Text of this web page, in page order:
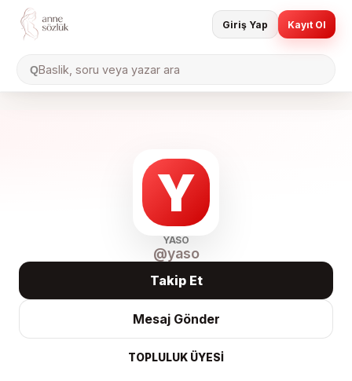
QBaslik, soru veya yazar ara
Giriş Yap Kayıt Ol
Y
YASO
@yaso
Takip Et
Mesaj Gönder
TOPLULUK ÜYESI